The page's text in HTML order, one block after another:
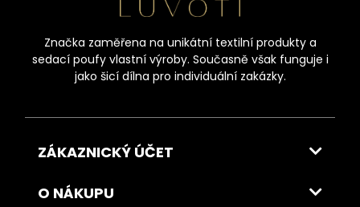
Značka zaměřena na unikátní textilní produkty a
sedací poufy vlastní výroby. Současně však funguje i
jako šicí dílna pro individuální zakázky.
ZÁKAZNICKÝ ÚČET
O NÁKUPU